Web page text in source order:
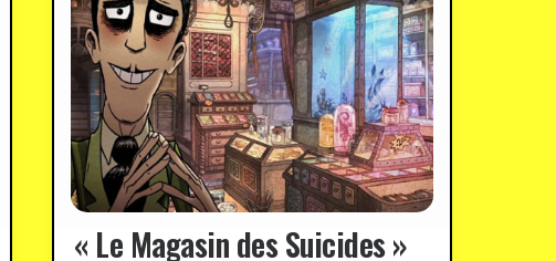
« Le Magasin des Suicides »